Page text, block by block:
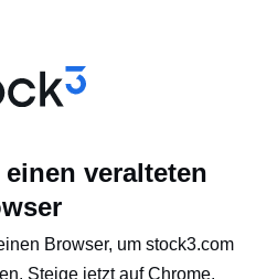
veralteten
Browser, um stock3.com
Steige jetzt auf Chrome,